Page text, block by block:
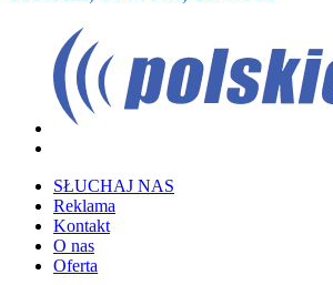
SŁUCHAJ NAS
Reklama
Kontakt
O nas
Oferta